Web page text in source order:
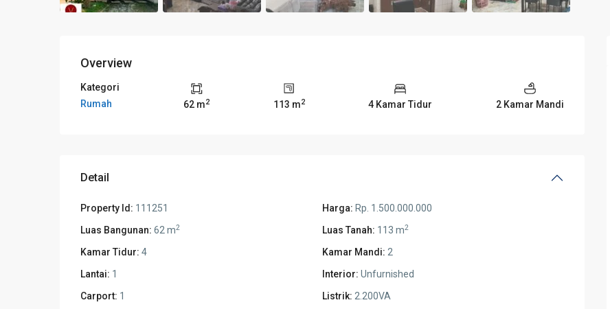
Overview
Kategori
Rumah
62 m2 113 m2 4 Kamar Tidur 2 Kamar Mandi
Detail
Property Id: 111251 Harga: Rp. 1.500.000.000
Luas Bangunan: 62 m2 Luas Tanah: 113 m2
Kamar Tidur: 4 Kamar Mandi: 2
Lantai: 1 Interior: Unfurnished
Carport: 1 Listrik: 2.200VA